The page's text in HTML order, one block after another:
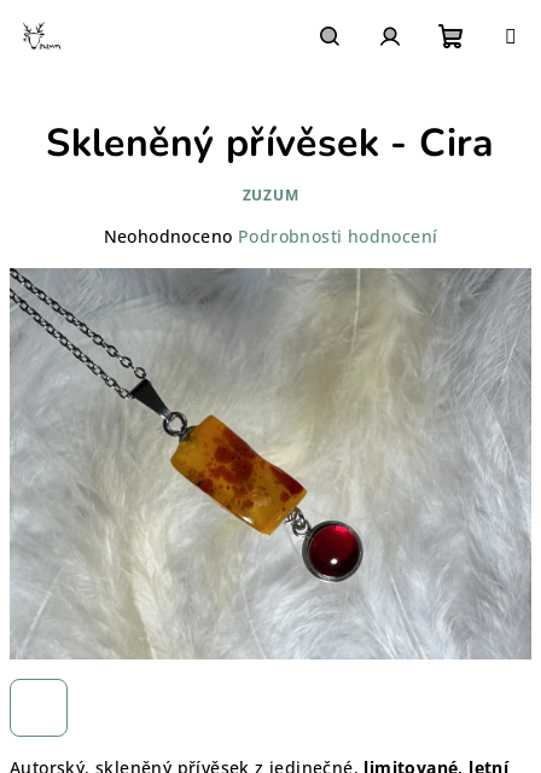
košík
Autorský, skleněný přívěsek z jedinečné, limitované, letní
Skleněný přívěsek - Cira
ZUZUM
Průměrné
produktu
je
0,0
z
5
hvězdiček.
Neohodnoceno Podrobnosti hodnocení